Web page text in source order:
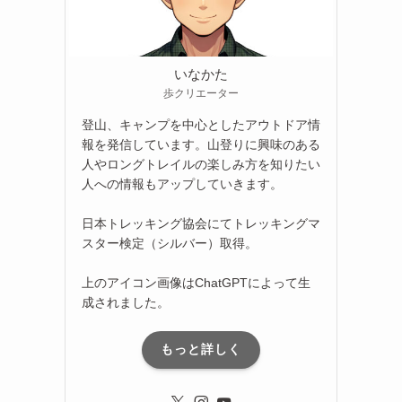
いなかた
歩クリエーター
登山、キャンプを中心としたアウトドア情
報を発信しています。山登りに興味のある
人やロングトレイルの楽しみ方を知りたい
人への情報もアップしていきます。
日本トレッキング協会にてトレッキングマ
スター検定（シルバー）取得。
上のアイコン画像はChatGPTによって生
成されました。
もっと詳しく